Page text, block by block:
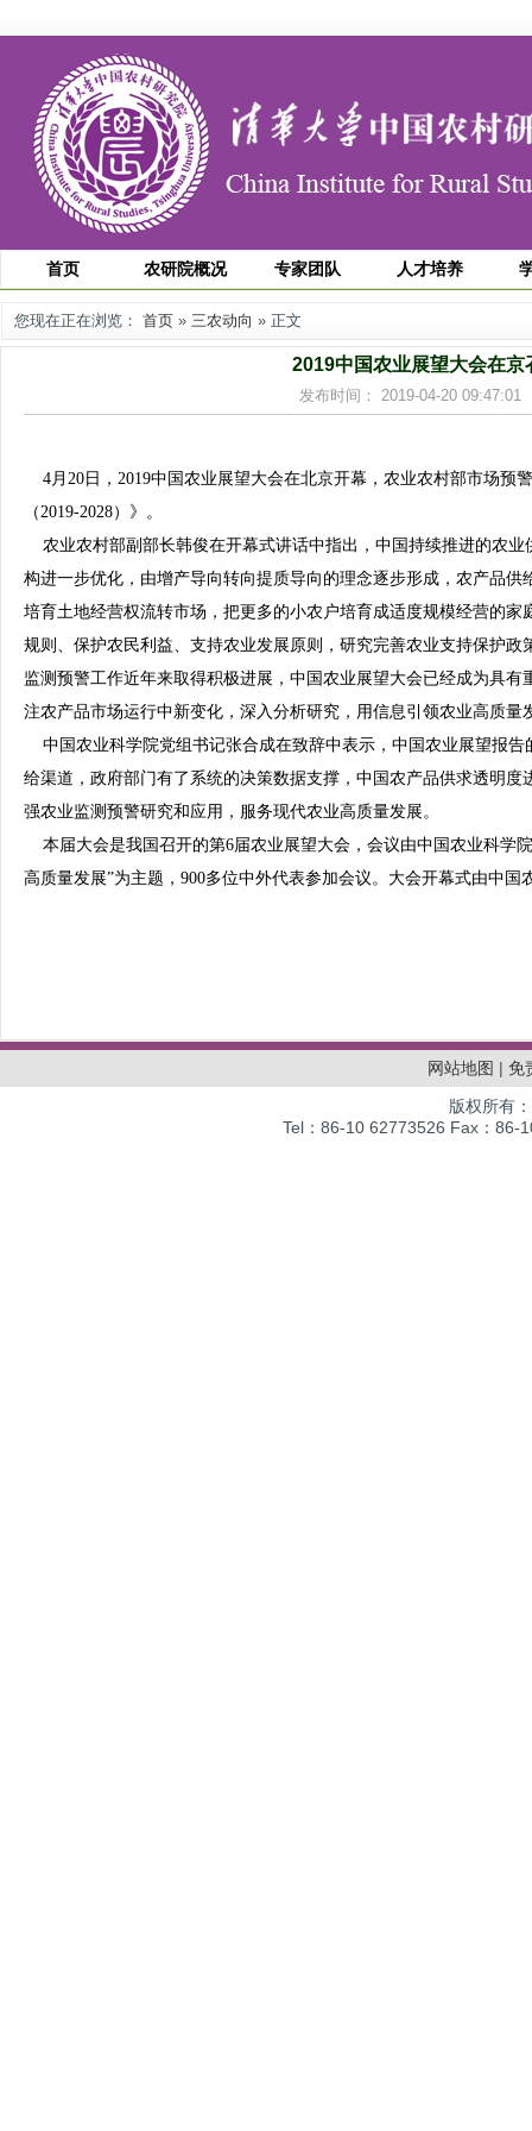
首页 农研院概况 专家团队 人才培养
您现在正在浏览： 首页 » 三农动向 » 正文
2019中国农业展望大会在京
发布时间： 2019-04-20
4月20日，2019中国农业展望大会在北京开幕，农业农村部市场预
（2019-2028）》。
农业农村部副部长韩俊在开幕式讲话中指出，中国持续推进的农业
构进一步优化，由增产导向转向提质导向的理念逐步形成，农产品
培育土地经营权流转市场，把更多的小农户培育成适度规模经营的
规则、保护农民利益、支持农业发展原则，研究完善农业支持保护
监测预警工作近年来取得积极进展，中国农业展望大会已经成为具
注农产品市场运行中新变化，深入分析研究，用信息引领农业高质量
中国农业科学院党组书记张合成在致辞中表示，中国农业展望报告
给渠道，政府部门有了系统的决策数据支撑，中国农产品供求透明
强农业监测预警研究和应用，服务现代农业高质量发展。
本届大会是我国召开的第6届农业展望大会，会议由中国农业科学
高质量发展”为主题，900多位中外代表参加会议。大会开幕式由中
网站地图 | 免
版权所有
Tel：86-10 62773526 Fax：86-